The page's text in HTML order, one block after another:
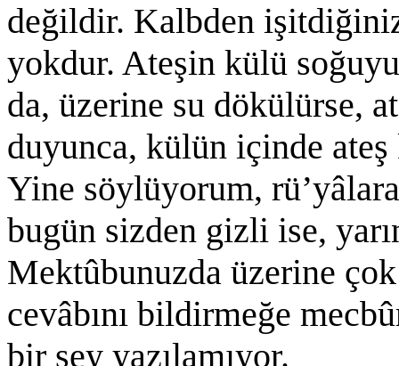
değildir. Kalbden
yokdur. Ateşin külü
da, üzerine su dökülürse,
duyunca, külün içinde ateş
Yine söylüyorum,
bugün sizden gizli ise,
Mektûbunuzda üzerine
cevâbını bildirmeğe
bir şey yazılamıyor.